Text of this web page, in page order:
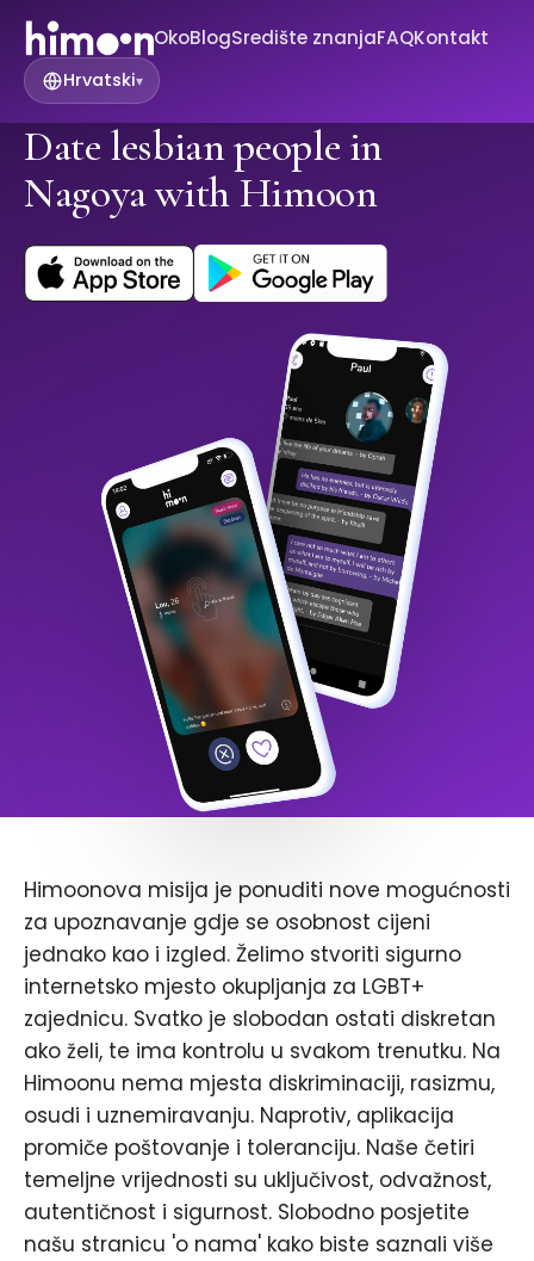
OkoBlogSredište znanjaFAQKontakt
Hrvatski▾
Date lesbian people in
Nagoya with Himoon
Himoonova misija je ponuditi nove mogućnosti
za upoznavanje gdje se osobnost cijeni
jednako kao i izgled. Želimo stvoriti sigurno
internetsko mjesto okupljanja za LGBT+
zajednicu. Svatko je slobodan ostati diskretan
ako želi, te ima kontrolu u svakom trenutku. Na
Himoonu nema mjesta diskriminaciji, rasizmu,
osudi i uznemiravanju. Naprotiv, aplikacija
promiče poštovanje i toleranciju. Naše četiri
temeljne vrijednosti su uključivost, odvažnost,
autentičnost i sigurnost. Slobodno posjetite
našu stranicu 'o nama' kako biste saznali više